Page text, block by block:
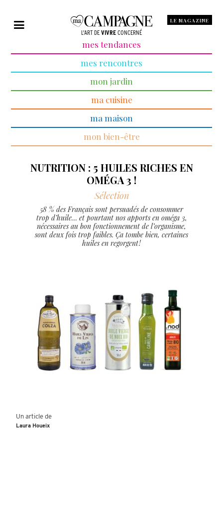
L'ART DE VIVRE CONCERNÉ
LE MAGAZINE
mes tendances
mes rencontres
mon jardin
ma cuisine
ma maison
mon bien-être
NUTRITION : 5 HUILES RICHES EN
OMÉGA 3 !
Sélection
58 % des Français sont persuadés de consommer
trop d’huile… et pourtant nos apports en oméga 3,
nécessaires au bon fonctionnement de l’organisme,
sont deux fois trop faibles. Ça tombe bien, certaines
huiles en regorgent !
Un article de
Laura Houeix